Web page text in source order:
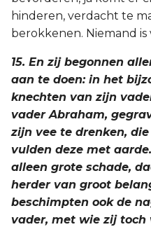
hinderen, verdacht te
berokkenen. Niemand
15. En zij begonnen
aan te doen: in het
knechten van zijn
vader Abraham,
zijn vee te drenken,
vulden deze met
alleen grote schade,
herder van groot
beschimpten ook de
vader, met wie zij toch